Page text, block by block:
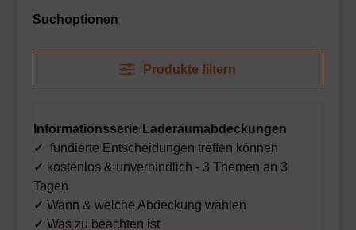
Suchoptionen
Produkte filtern
Informationsserie Laderaumabdeckungen
✓ fundierte Entscheidungen treffen können
✓ kostenlos & unverbindlich - 3 Themen an 3
Tagen
✓ Wann & welche Abdeckung wählen
✓ Was zu beachten ist